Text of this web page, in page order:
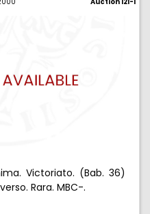
Victoriato. (Bab. 36)
Rara. MBC-.